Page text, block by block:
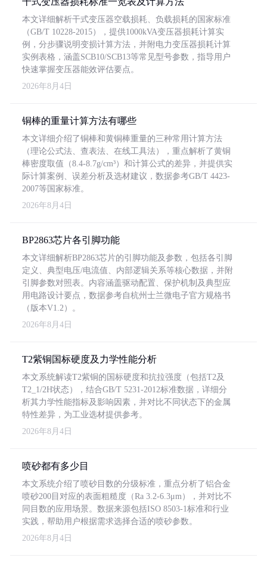
本文详细解析干式变压器空载损耗、负载损耗的国家标准
（GB/T 10228-2015），提供1000kVA变压器损耗计算实
例，分步骤说明变损计算方法，并附电力变压器损耗计算
实例表格，涵盖SCB10/SCB13等常见型号参数，指导用户
快速掌握变压器能效评估要点。
2026年8月4日
铜棒的重量计算方法有哪些
本文详细介绍了铜棒和黄铜棒重量的三种常用计算方法
（理论公式法、查表法、在线工具法），重点解析了黄铜
棒密度取值（8.4-8.7g/cm³）和计算公式的差异，并提供实
际计算案例、误差分析及选材建议，数据参考GB/T 4423-
2007等国家标准。
2026年8月4日
BP2863芯片各引脚功能
本文详细解析BP2863芯片的引脚功能及参数，包括各引脚
定义、典型电压/电流值、内部逻辑关系等核心数据，并附
引脚参数对照表。内容涵盖驱动配置、保护机制及典型应
用电路设计要点，数据参考自杭州士兰微电子官方规格书
（版本V1.2）。
2026年8月4日
T2紫铜国标硬度及力学性能分析
本文系统解读T2紫铜的国标硬度和抗拉强度（包括T2及
T2_1/2H状态），结合GB/T 5231-2012标准数据，详细分
析其力学性能指标及影响因素，并对比不同状态下的金属
特性差异，为工业选材提供参考。
2026年8月4日
喷砂都有多少目
本文系统介绍了喷砂目数的分级标准，重点分析了铝合金
喷砂200目对应的表面粗糙度（Ra 3.2-6.3μm），并对比不
同目数的应用场景。数据来源包括ISO 8503-1标准和行业
实践，帮助用户根据需求选择合适的喷砂参数。
2026年8月4日